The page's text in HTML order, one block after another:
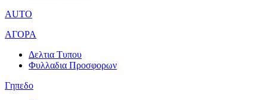
AUTO
ΑΓΟΡΑ
Δελτια Τυπου
Φυλλαδια Προσφορων
Γηπεδο